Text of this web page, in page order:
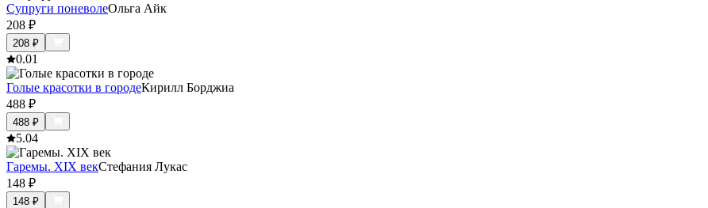
Супруги поневолеОльга Айк
208 ₽
208 ₽
0.01
Голые красотки в городеКирилл Борджиа
488 ₽
488 ₽
5.04
Гаремы. XIX векСтефания Лукас
148 ₽
148 ₽